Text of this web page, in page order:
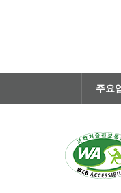
주요